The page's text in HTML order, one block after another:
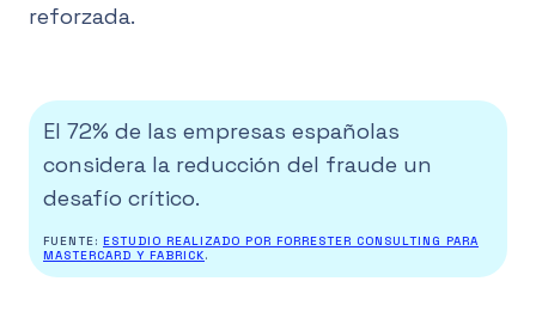
reforzada.
El 72% de las empresas españolas
considera la reducción del fraude un
desafío crítico.
FUENTE: ESTUDIO REALIZADO POR FORRESTER CONSULTING PARA
MASTERCARD Y FABRICK.